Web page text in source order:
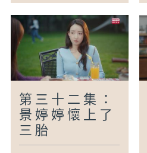
第三十二集：
景婷婷懷上了
三胎